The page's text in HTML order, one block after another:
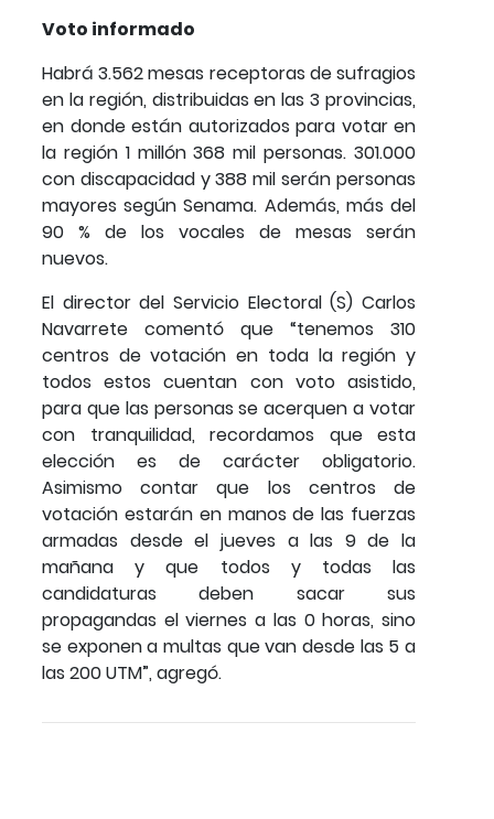
Voto informado
Habrá 3.562 mesas receptoras de sufragios
en la región, distribuidas en las 3 provincias,
en donde están autorizados para votar en
la región 1 millón 368 mil personas. 301.000
con discapacidad y 388 mil serán personas
mayores según Senama. Además, más del
90 % de los vocales de mesas serán
nuevos.
El director del Servicio Electoral (S) Carlos
Navarrete comentó que “tenemos 310
centros de votación en toda la región y
todos estos cuentan con voto asistido,
para que las personas se acerquen a votar
con tranquilidad, recordamos que esta
elección es de carácter obligatorio.
Asimismo contar que los centros de
votación estarán en manos de las fuerzas
armadas desde el jueves a las 9 de la
mañana y que todos y todas las
candidaturas deben sacar sus
propagandas el viernes a las 0 horas, sino
se exponen a multas que van desde las 5 a
las 200 UTM”, agregó.